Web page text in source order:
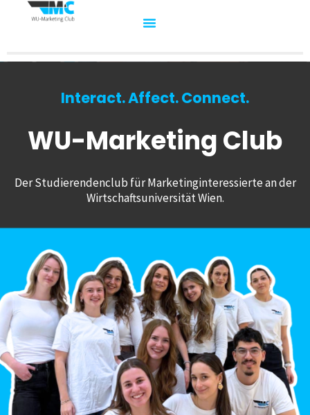
Interact. Affect. Connect.
WU-Marketing Club
Der Studierendenclub für Marketinginteressierte an der
Wirtschaftsuniversität Wien.